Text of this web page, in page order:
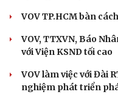
VOV TP.HCM bàn
VOV, TTXVN, Báo
với Viện KSND tối cao
VOV làm việc với Đài
nghiệm phát triển